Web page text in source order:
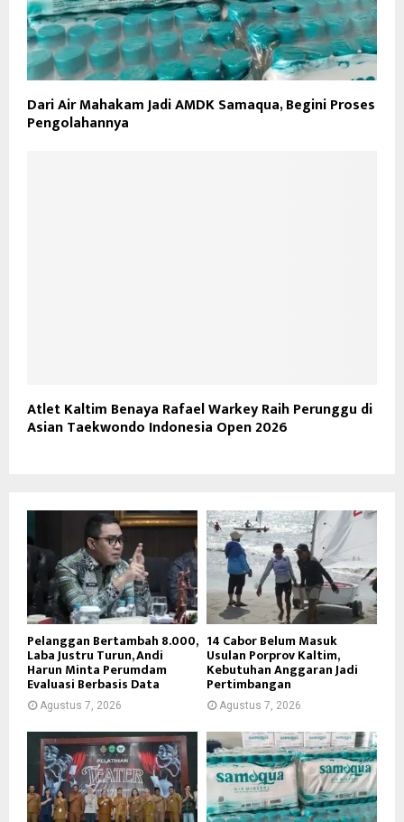
Dari Air Mahakam Jadi AMDK Samaqua, Begini Proses
Pengolahannya
Atlet Kaltim Benaya Rafael Warkey Raih Perunggu di
Asian Taekwondo Indonesia Open 2026
Pelanggan Bertambah 8.000,
Laba Justru Turun, Andi
Harun Minta Perumdam
Evaluasi Berbasis Data
Agustus 7, 2026
14 Cabor Belum Masuk
Usulan Porprov Kaltim,
Kebutuhan Anggaran Jadi
Pertimbangan
Agustus 7, 2026